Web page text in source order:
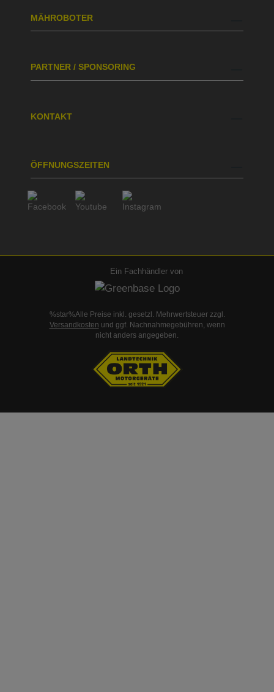
MÄHROBOTER
PARTNER / SPONSORING
KONTAKT
ÖFFNUNGSZEITEN
Ein Fachhändler von
%star%Alle Preise inkl. gesetzl. Mehrwertsteuer zzgl.
Versandkosten und ggf. Nachnahmegebühren, wenn
nicht anders angegeben.